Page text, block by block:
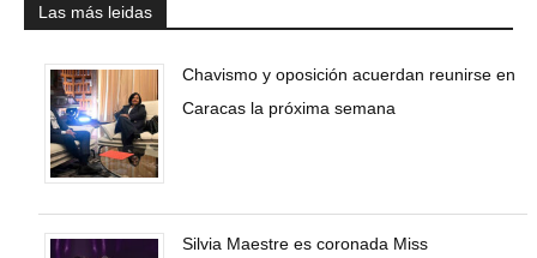
Las más leidas
Chavismo y oposición acuerdan reunirse en
Caracas la próxima semana
Silvia Maestre es coronada Miss